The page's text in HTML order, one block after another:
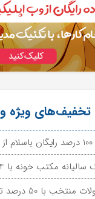
تخفیف‌های ویژه و
مکتب خونه با 54 درصد تخفیف
با 50 درصد تخفیف بنیکس